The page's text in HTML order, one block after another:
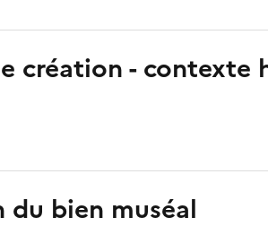
création - contexte
bien muséal